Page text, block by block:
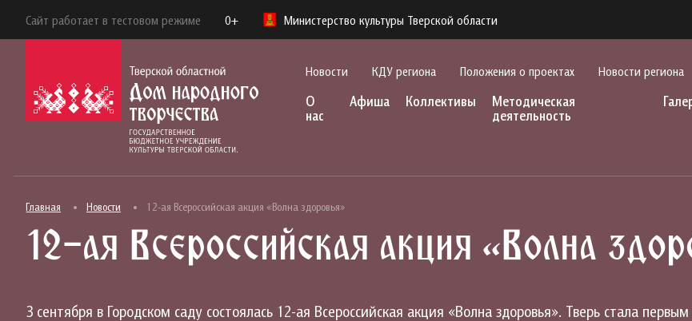
Сайт работает в тестовом режиме 0+ Министерство культуры Тверской области
Новости КДУ региона Положения о проектах Новости региона
О
нас
Афиша Коллективы
Методическая
деятельность
Главная Новости 12-ая Всероссийская акция «Волна здоровья»
12-ая Всероссийская акция «Волна
3 сентября в Городском саду состоялась 12-ая Всероссийская акция «Волна здоровья». Тверь стала